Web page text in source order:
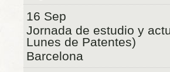
16 Sep
Jornada de estudio y
Lunes de Patentes)
Barcelona